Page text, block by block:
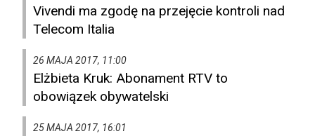
Vivendi ma zgodę na przejęcie kontroli nad
Telecom Italia
26 MAJA 2017, 11:00
Elżbieta Kruk: Abonament RTV to
obowiązek obywatelski
25 MAJA 2017, 16:01